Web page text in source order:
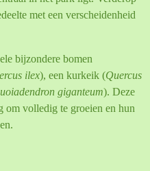
met een verscheidenheid
bijzondere bomen
ilex), een kurkeik (Quercus
giganteum). Deze
om volledig te groeien en hun